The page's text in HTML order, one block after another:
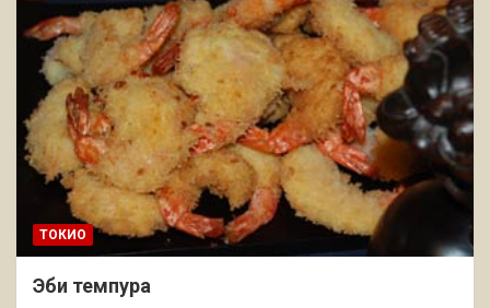
ТОКИО
Эби темпура